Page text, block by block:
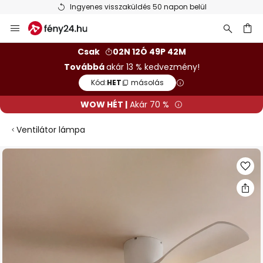
Ingyenes visszaküldés 50 napon belül
Ugrás
a
Csak
02N 12Ó 49P 41M
Továbbáakár 13 % kedvezmény!
Kód:HET másolás
WOW HÉT | Akár 70 %
Ventilátor lámpa
Ugrás